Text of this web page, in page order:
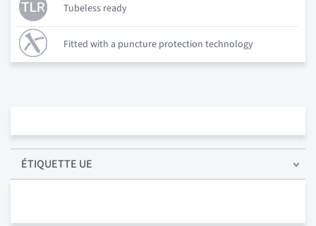
Tubeless ready
Fitted with a puncture protection technology
ÉTIQUETTE UE